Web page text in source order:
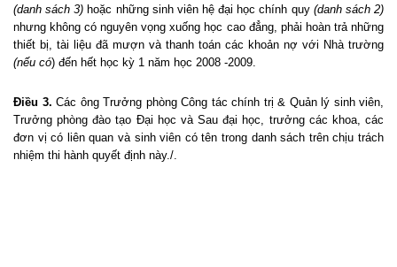
(danh sách 3) hoặc những sinh viên hệ đại học chính quy (danh sách 2)
nhưng không có nguyên vọng xuống học cao đẳng, phải hoàn trả những
thiết bị, tài liệu đã mượn và thanh toán các khoản nợ với Nhà trường
(nếu có) đến hết học kỳ 1 năm học 2008 -2009.
Điều 3. Các ông Trưởng phòng Công tác chính trị & Quản lý sinh viên,
Trưởng phòng đào tạo Đại học và Sau đại học, trưởng các khoa, các
đơn vị có liên quan và sinh viên có tên trong danh sách trên chịu trách
nhiệm thi hành quyết định này./.